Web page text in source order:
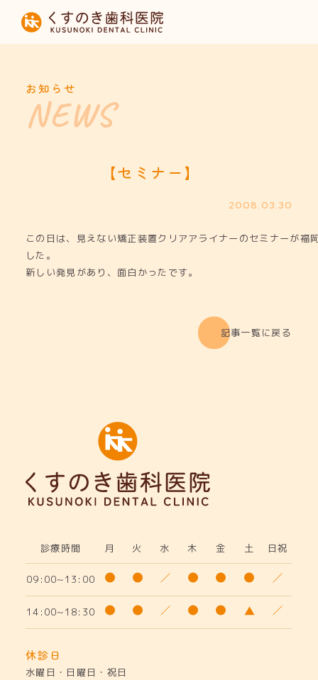
HOME
診療内容
お知らせ
お知らせ
【セミナー】
2008.03.30
この日は、見えない矯正装置クリアアライナーのセミナーが福
した。
新しい発見があり、面白かったです。
記事一覧に戻る
診療時間 月 火 水 木 金 土 日祝
09:00~13:00
14:00~18:30
休診日
水曜日・日曜日・祝日